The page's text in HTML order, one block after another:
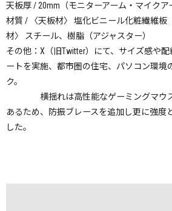
天板厚 / 20mm（モニターアーム・マイクア
材質 / 〈天板材〉 塩化ビニール化粧繊維板
材〉 スチール、樹脂（アジャスター）
その他：X（旧Twitter）にて、サイズ感や
ートを実施、都市圏の住宅、パソコン環境
ク。
横揺れは高性能なゲーミングマ
あるため、防振ブレースを追加し更に強度
した。